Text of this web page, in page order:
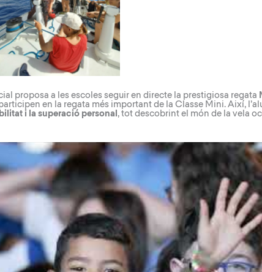
proposa a les escoles seguir en directe la prestigiosa regata
en la regata més important de la Classe Mini. Així,
i la superació personal , tot descobrint el món de la vela